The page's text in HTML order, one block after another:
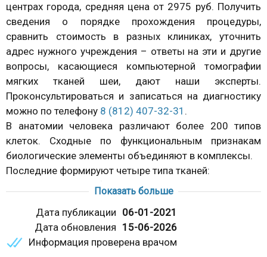
центрах города, средняя цена от 2975 руб. Получить
сведения о порядке прохождения процедуры,
сравнить стоимость в разных клиниках, уточнить
адрес нужного учреждения – ответы на эти и другие
вопросы, касающиеся компьютерной томографии
мягких тканей шеи, дают наши эксперты.
Проконсультироваться и записаться на диагностику
можно по телефону 8 (812) 407-32-31 .
В анатомии человека различают более 200 типов
клеток. Сходные по функциональным признакам
биологические элементы объединяют в комплексы.
Последние формируют четыре типа тканей:
эпителиальную (выстилает внутреннюю
железы секретируют биологически активные
вещества);
нервную (составляет структуру головного и
Показать больше
Дата публикации 06-01-2021
Дата обновления 15-06-2026
Информация проверена врачом